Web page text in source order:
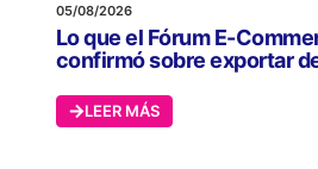
05/08/2026
Lo que el Fórum E-
confirmó sobre exportar
LEER MÁS